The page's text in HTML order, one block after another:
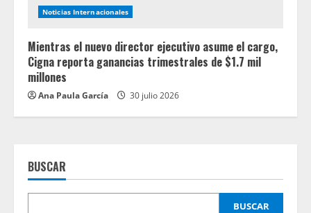
Noticias Internacionales
Mientras el nuevo director ejecutivo asume el cargo,
Cigna reporta ganancias trimestrales de $1.7 mil
millones
Ana Paula García 30 julio 2026
BUSCAR
BUSCAR